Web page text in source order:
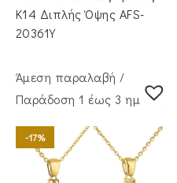
Κ14 Διπλής Όψης AFS-
20361Y
Άμεση παραλαβή /
Παράδoση 1 έως 3 ημέρες
-17%